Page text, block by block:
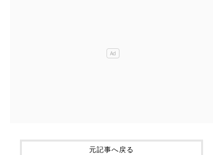
元記事へ戻る